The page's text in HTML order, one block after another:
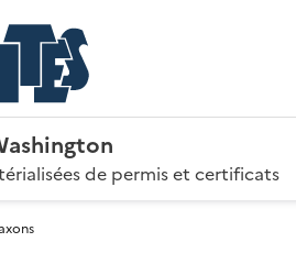
de permis et certificats